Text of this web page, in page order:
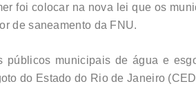
foi colocar na nova lei que os
de saneamento da FNU.
públicos municipais de água e
do Estado do Rio de Janeiro